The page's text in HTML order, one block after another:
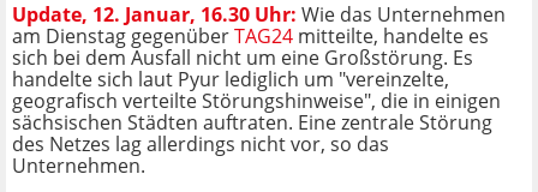
Update, 12. Januar, 16.30 Uhr: Wie das Unternehmen
am Dienstag gegenüberTAG24 mitteilte, handelte es
sich bei dem Ausfall nicht um eine Großstörung. Es
handelte sich laut Pyur lediglich um "vereinzelte,
geografisch verteilte Störungshinweise", die in einigen
sächsischen Städten auftraten. Eine zentrale Störung
des Netzes lag allerdings nicht vor, so das
Unternehmen.